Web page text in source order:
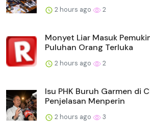
2 hours ago 2
Monyet Liar Masuk
Puluhan Orang Terluka
2 hours ago 2
Isu PHK Buruh Garmen di
Penjelasan Menperin
2 hours ago 3